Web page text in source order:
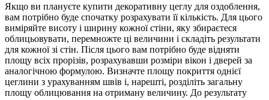
Якщо ви плануєте купити декоративну цеглу для оздоблення,
вам потрібно буде спочатку розрахувати її кількість. Для цього
виміряйте висоту і ширину кожної стіни, яку збираєтеся
облицьовувати, перемножте ці величини і складіть результати
для кожної зі стін. Після цього вам потрібно буде відняти
площу всіх прорізів, розрахувавши розміри вікон і дверей за
аналогічною формулою. Визначте площу покриття однієї
цеглини з урахуванням швів і, нарешті, розділіть загальну
площу облицювання на отриману величину. До результату